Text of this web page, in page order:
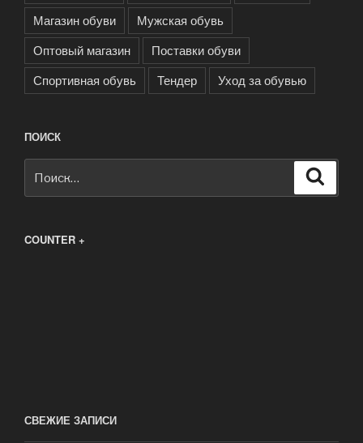
Магазин обуви
Мужская обувь
Оптовый магазин
Поставки обуви
Спортивная обувь
Тендер Уход за обувью
ПОИСК
COUNTER +
СВЕЖИЕ ЗАПИСИ